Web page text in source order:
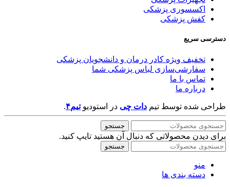
اکسسوری پزشکی
کفش پزشکی
دسترسی سریع
تخفیف ویژه کادر درمان و دانشجویان پزشکی
سفارشی‌سازی لباس پزشکی شما
تماس با ما
درباره ما
طراحی شده توسط تیم دات چی در استودیوتیم۴ .
جستجو
برای دیدن محصولاتی که دنبال آن هستید تایپ کنید.
جستجو
منو
دسته بندی ها